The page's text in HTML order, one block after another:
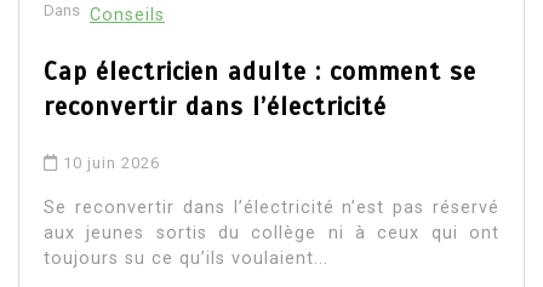
Dans Conseils
Cap électricien adulte : comment se
reconvertir dans l’électricité
10 juin 2026
Se reconvertir dans l’électricité n’est pas réservé
aux jeunes sortis du collège ni à ceux qui ont
toujours su ce qu’ils voulaient...